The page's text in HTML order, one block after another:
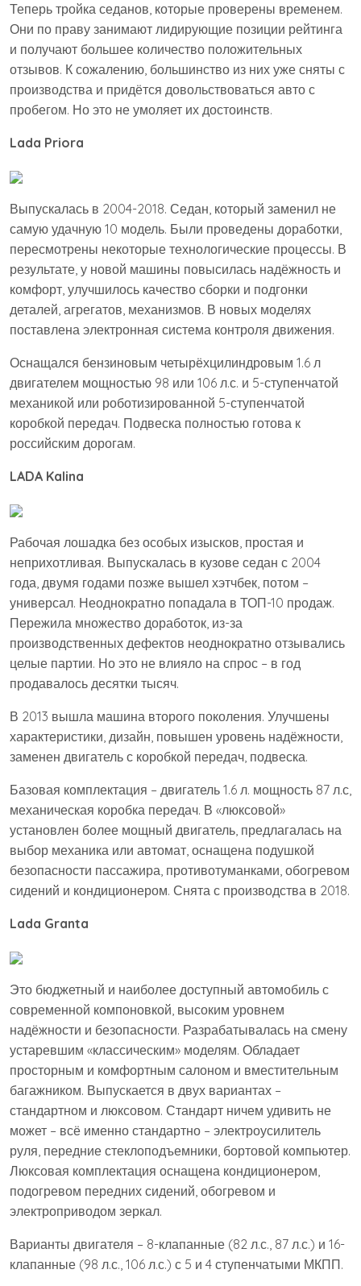
Теперь тройка седанов, которые проверены временем.
Они по праву занимают лидирующие позиции рейтинга
и получают большее количество положительных
отзывов. К сожалению, большинство из них уже сняты с
производства и придётся довольствоваться авто с
пробегом. Но это не умоляет их достоинств.
Lada Priora
Выпускалась в 2004-2018. Седан, который заменил не
самую удачную 10 модель. Были проведены доработки,
пересмотрены некоторые технологические процессы. В
результате, у новой машины повысилась надёжность и
комфорт, улучшилось качество сборки и подгонки
деталей, агрегатов, механизмов. В новых моделях
поставлена электронная система контроля движения.
Оснащался бензиновым четырёхцилиндровым 1.6 л
двигателем мощностью 98 или 106 л.с. и 5-ступенчатой
механикой или роботизированной 5-ступенчатой
коробкой передач. Подвеска полностью готова к
российским дорогам.
LADA Kalina
Рабочая лошадка без особых изысков, простая и
неприхотливая. Выпускалась в кузове седан с 2004
года, двумя годами позже вышел хэтчбек, потом –
универсал. Неоднократно попадала в ТОП-10 продаж.
Пережила множество доработок, из-за
производственных дефектов неоднократно отзывались
целые партии. Но это не влияло на спрос – в год
продавалось десятки тысяч.
В 2013 вышла машина второго поколения. Улучшены
характеристики, дизайн, повышен уровень надёжности,
заменен двигатель с коробкой передач, подвеска.
Базовая комплектация – двигатель 1.6 л. мощность 87 л.с,
механическая коробка передач. В «люксовой»
установлен более мощный двигатель, предлагалась на
выбор механика или автомат, оснащена подушкой
безопасности пассажира, противотуманками, обогревом
сидений и кондиционером. Снята с производства в 2018.
Lada Granta
Это бюджетный и наиболее доступный автомобиль с
современной компоновкой, высоким уровнем
надёжности и безопасности. Разрабатывалась на смену
устаревшим «классическим» моделям. Обладает
просторным и комфортным салоном и вместительным
багажником. Выпускается в двух вариантах –
стандартном и люксовом. Стандарт ничем удивить не
может – всё именно стандартно – электроусилитель
руля, передние стеклоподъемники, бортовой компьютер.
Люксовая комплектация оснащена кондиционером,
подогревом передних сидений, обогревом и
электроприводом зеркал.
Варианты двигателя – 8-клапанные (82 л.с., 87 л.с.) и 16-
клапанные (98 л.с., 106 л.с.) с 5 и 4 ступенчатыми МКПП.